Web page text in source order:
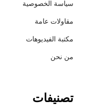
سياسة الخصوصية
مقاولات عامة
مكتبة الفيديوهات
من نحن
تصنيفات